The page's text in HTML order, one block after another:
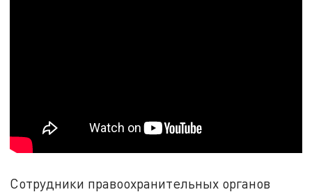
Сотрудники правоохранительных органов